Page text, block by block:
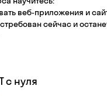
веб-приложения и
сейчас и
с нуля